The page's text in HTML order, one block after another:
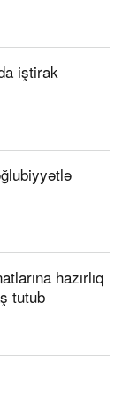
iştirak
hazırlıq
tutub